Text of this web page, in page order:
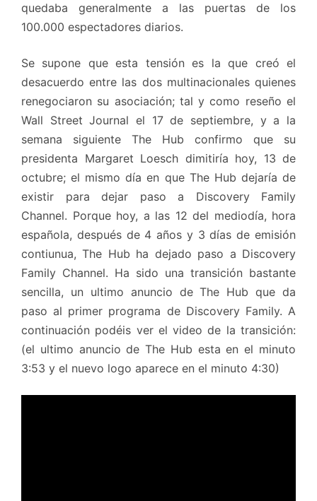
quedaba generalmente a las puertas de los
100.000 espectadores diarios.
Se supone que esta tensión es la que creó el
desacuerdo entre las dos multinacionales quienes
renegociaron su asociación; tal y como reseño el
Wall Street Journal el 17 de septiembre, y a la
semana siguiente The Hub confirmo que su
presidenta Margaret Loesch dimitiría hoy, 13 de
octubre; el mismo día en que The Hub dejaría de
existir para dejar paso a Discovery Family
Channel. Porque hoy, a las 12 del mediodía, hora
española, después de 4 años y 3 días de emisión
contiunua, The Hub ha dejado paso a Discovery
Family Channel. Ha sido una transición bastante
sencilla, un ultimo anuncio de The Hub que da
paso al primer programa de Discovery Family. A
continuación podéis ver el video de la transición:
(el ultimo anuncio de The Hub esta en el minuto
3:53 y el nuevo logo aparece en el minuto 4:30)